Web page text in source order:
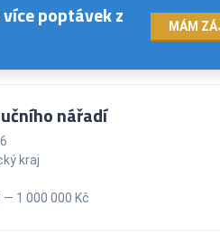
poptávek z
MÁM
nářadí
kraj
— 1 000 000 Kč